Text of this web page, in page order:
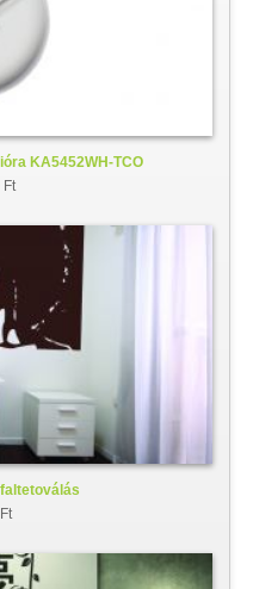
KA5452WH-TCO
Ft